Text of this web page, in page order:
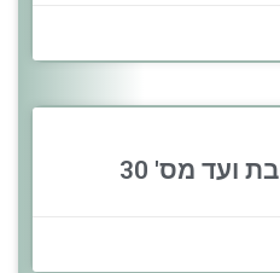
ועד מס' 30